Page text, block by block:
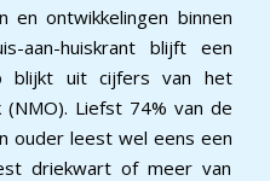
en ontwikkelingen binnen
aan-huiskrant blijft een
blijkt uit cijfers van het
(NMO). Liefst 74% van de
ouder leest wel eens een
driekwart of meer van